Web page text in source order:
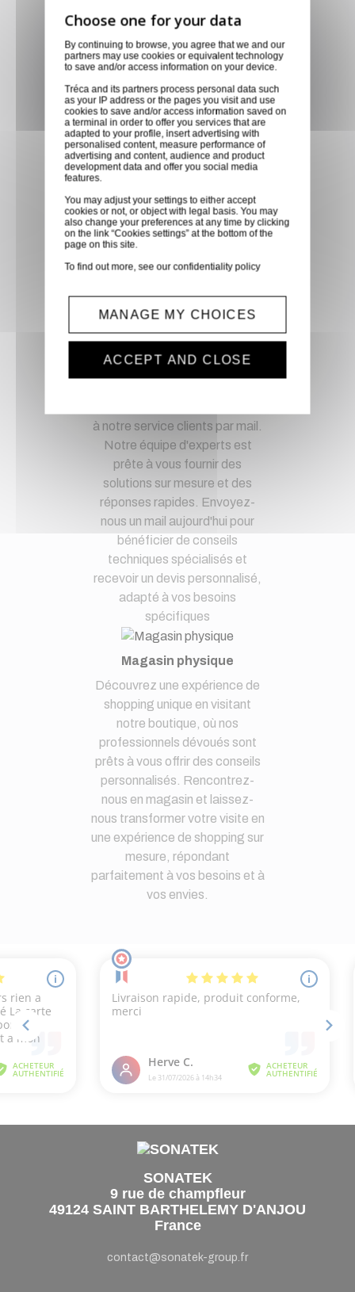
Retirer vos produits
faites vous livrer chez vous ou
dans les points relais de notre
partenaire GLS, partout en
France métropolitaine et en
Europe entre 24h et 48h après
mise à disposition des produits
à notre transporteur.
Paypal, ...
Service client
Optez pour la tranquillité
à notre service clients par mail.
Notre équipe d'experts est
prête à vous fournir des
solutions sur mesure et des
réponses rapides. Envoyez-
nous un mail aujourd'hui pour
bénéficier de conseils
techniques spécialisés et
recevoir un devis personnalisé,
adapté à vos besoins
spécifiques
Magasin physique
Découvrez une expérience de
shopping unique en visitant
notre boutique, où nos
professionnels dévoués sont
prêts à vous offrir des conseils
personnalisés. Rencontrez-
nous en magasin et laissez-
nous transformer votre visite en
une expérience de shopping sur
mesure, répondant
parfaitement à vos besoins et à
vos envies.
SONATEK
9 rue de champfleur
49124 SAINT BARTHELEMY D'ANJOU
France
contact@sonatek-group.fr
By continuing to browse, you agree that we and our
partners may use cookies or equivalent technology
to save and/or access information on your device.
Tréca and its partners process personal data such
as your IP address or the pages you visit and use
cookies to save and/or access information saved on
a terminal in order to offer you services that are
adapted to your profile, insert advertising with
personalised content, measure performance of
advertising and content, audience and product
development data and offer you social media
features.
You may adjust your settings to either accept
cookies or not, or object with legal basis. You may
also change your preferences at any time by clicking
on the link “Cookies settings” at the bottom of the
page on this site.
To find out more, see ourconfidentiality policy
MANAGE MY CHOICES
ACCEPT AND CLOSE